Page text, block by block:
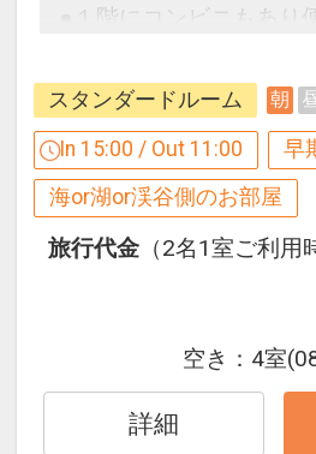
【７月】１７～３１日
【８月】１～３１日
【９月】１８～２３日
●レンタルカート（５
につき１台付♪ 広大な
に便利です。（通常５
●１階にコンビニもあり
早めのお申し込みがお得
早期予約限定！３０日前
お得です！
※本プランは３０日前ま
す。２９日前以降の人
設定期間：2026年4月1
インターネットコース
17314863
スタンダードルーム 朝
In 15:00 / Out 11:00
早
海or湖or渓谷側のお部屋
旅行代金 （2名1室ご利
空き： 4室
詳細